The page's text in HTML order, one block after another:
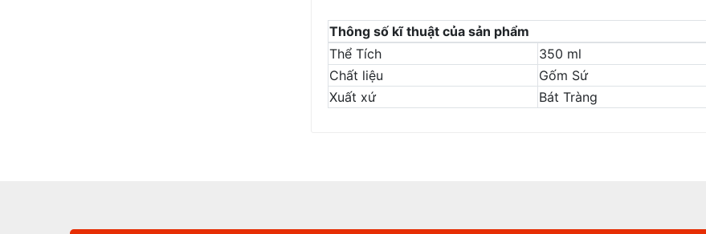
Thông số kĩ thuật của sản phẩm
Thể Tích
350 ml
Chất liệu
Gốm Sứ
Xuất xứ
Bát Tràng